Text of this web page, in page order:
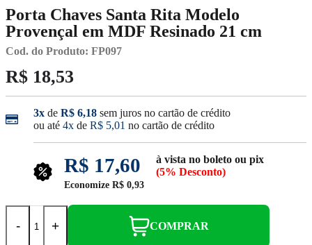
Porta Chaves Santa Rita Modelo
Provençal em MDF Resinado 21 cm
Cod. do Produto: FP097
R$ 18,53
3x de R$ 6,18 sem juros no cartão de crédito
ou até 4x de R$ 5,01 no cartão de crédito
R$ 17,60
à vista no boleto ou pix
(5% Desconto)
Economize R$ 0,93
- + COMPRAR